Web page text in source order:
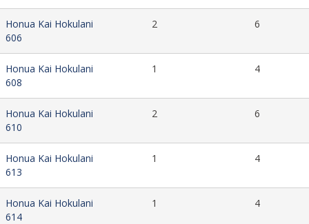
Honua Kai Hokulani
606
2 6
Honua Kai Hokulani
608
1 4
Honua Kai Hokulani
610
2 6
Honua Kai Hokulani
613
1 4
Honua Kai Hokulani
614
1 4